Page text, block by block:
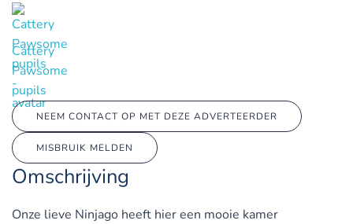
Cattery
Pawsome
pupils
NEEM CONTACT OP MET DEZE ADVERTEERDER
MISBRUIK MELDEN
Omschrijving
Onze lieve Ninjago heeft hier een mooie kamer